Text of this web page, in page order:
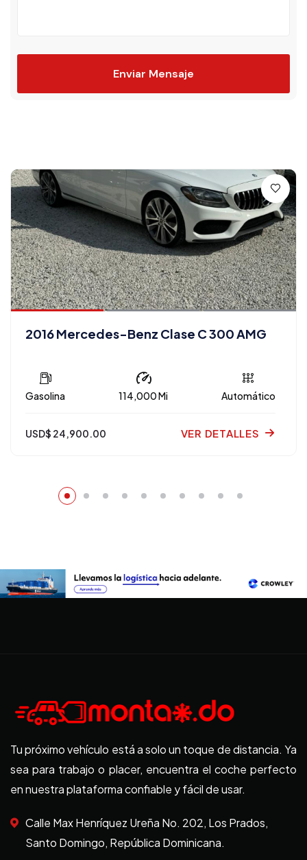
Enviar Mensaje
2016 Mercedes-Benz Clase C 300 AMG
Gasolina 114,000 Mi Automático
USD$ 24,900.00 VER DETALLES
Tu próximo vehículo está a solo un toque de distancia. Ya
sea para trabajo o placer, encuentra el coche perfecto
en nuestra plataforma confiable y fácil de usar.
Calle Max Henríquez Ureña No. 202, Los Prados,
Santo Domingo, República Dominicana.